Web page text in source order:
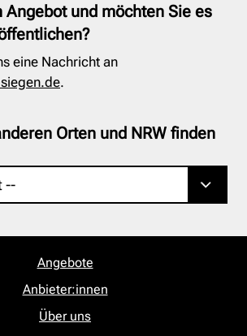
Angebot und möchten Sie es
eine Nachricht an
.
Orten und NRW finden
Angebote
Anbieter:innen
Über uns